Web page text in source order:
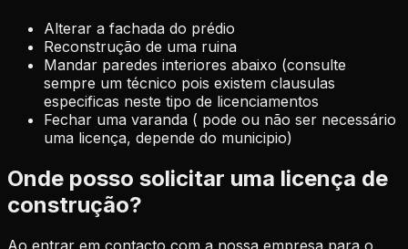
Alterar a fachada do prédio
Reconstrução de uma ruina
Mandar paredes interiores abaixo (consulte
sempre um técnico pois existem clausulas
especificas neste tipo de licenciamentos
Fechar uma varanda ( pode ou não ser necessário
uma licença, depende do municipio)
Onde posso solicitar uma licença de
construção?